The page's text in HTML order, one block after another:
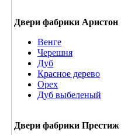
Двери фабрики Аристон
Венге
Черешня
Дуб
Красное дерево
Орех
Дуб выбеленый
Двери фабрики Престиж